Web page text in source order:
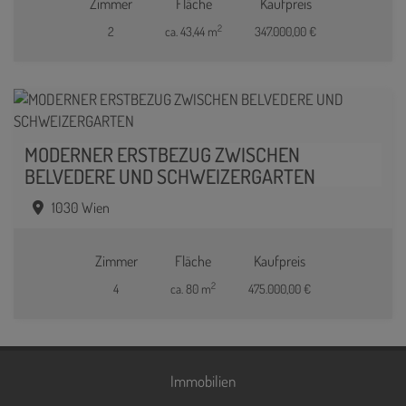
Zimmer
2
Fläche
ca. 43,44 m2
Kaufpreis
347.000,00 €
MODERNER ERSTBEZUG ZWISCHEN
BELVEDERE UND SCHWEIZERGARTEN
1030 Wien
Zimmer
4
Fläche
ca. 80 m2
Kaufpreis
475.000,00 €
Immobilien